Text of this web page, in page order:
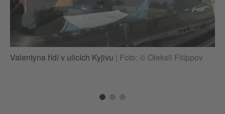
Valentyna řídí v ulicích Kyjivu | Foto: © Oleksii Filippov